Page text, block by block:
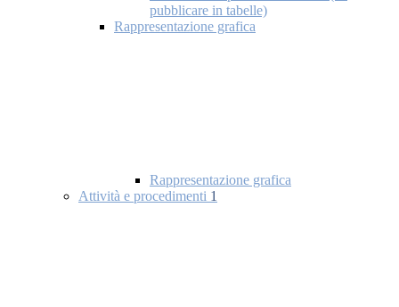
pubblicare in tabelle)
Rappresentazione grafica
Rappresentazione grafica
Attività e procedimenti 1